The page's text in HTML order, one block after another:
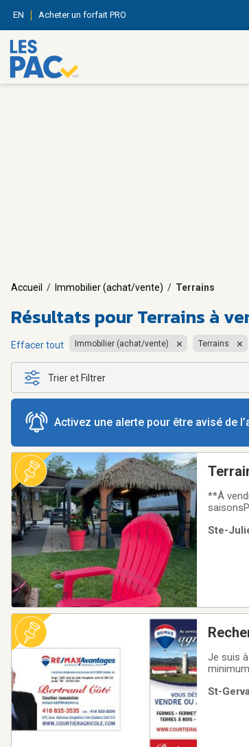
EN Acheter un forfait PRO
Accueil / Immobilier (achat/vente) / Terrains
Résultats pourTerrains à
Effacer tout Immobilier (achat/vente) Terrains
Trier et Filtrer
Activez une alerte pour être avisé de
**À
pi²)
Ste-
Je suis
St-